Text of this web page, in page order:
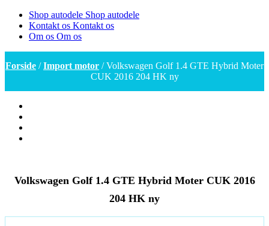
Shop autodele Shop autodele
Kontakt os Kontakt os
Om os Om os
Forside /Import motor / Volkswagen Golf 1.4 GTE Hybrid Moter
CUK 2016 204 HK ny
Volkswagen Golf 1.4 GTE Hybrid Moter CUK 2016
204 HK ny